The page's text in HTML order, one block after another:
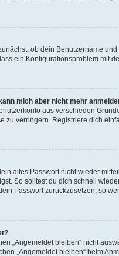
ob dein Benutzername
ein Konfigurationsproblem mit
mich aber nicht mehr
aus verschieden
zu verringern. Registriere dich
altes Passwort nicht wieder
So solltest du dich schnell
Passwort zurückzusetzen, so
„Angemeldet bleiben“ nicht
„Angemeldet bleiben“ beim